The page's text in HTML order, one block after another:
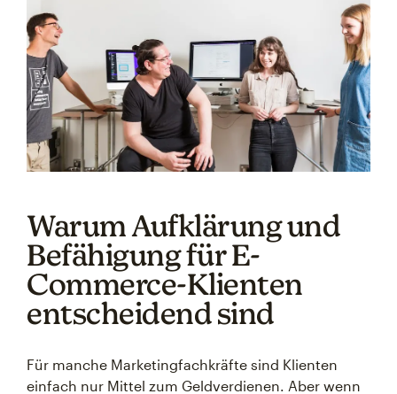
Warum Aufklärung und
Befähigung für E-
Commerce-Klienten
entscheidend sind
Für manche Marketingfachkräfte sind Klienten
einfach nur Mittel zum Geldverdienen. Aber wenn